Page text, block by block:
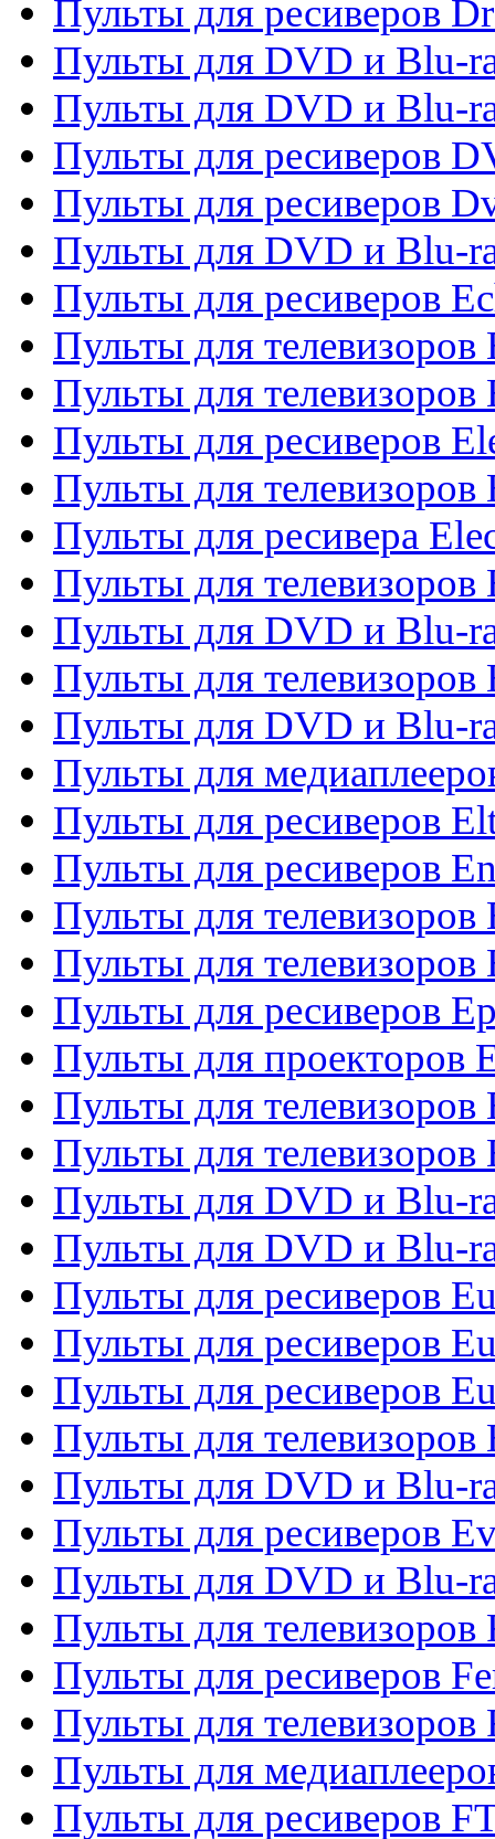
Пульты для ресиверов
Пульты для DVD и Blu-
Пульты для DVD и Blu-
Пульты для ресиверов
Пульты для ресиверов
Пульты для DVD и Blu-
Пульты для ресиверов
Пульты для телевизоров
Пульты для телевизоров
Пульты для ресиверов
Пульты для телевизоров
Пульты для ресивера
Пульты для телевизоров
Пульты для DVD и Blu-
Пульты для телевизоров
Пульты для DVD и Blu-
Пульты для
Пульты для ресиверов
Пульты для ресиверов
Пульты для телевизоров
Пульты для телевизоров
Пульты для ресиверов
Пульты для проекторов
Пульты для телевизоров
Пульты для телевизоров
Пульты для DVD и Blu-
Пульты для DVD и Blu-
Пульты для ресиверов
Пульты для ресиверов
Пульты для ресиверов
Пульты для телевизоров
Пульты для DVD и Blu-
Пульты для ресиверов
Пульты для DVD и Blu-
Пульты для телевизоров
Пульты для ресиверов
Пульты для
Пульты для
Пульты для ресиверов